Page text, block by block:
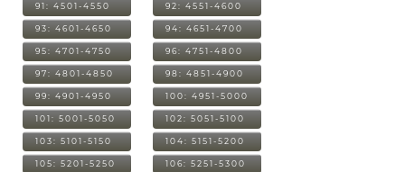
91: 4501-4550 92: 4551-4600
93: 4601-4650 94: 4651-4700
95: 4701-4750 96: 4751-4800
97: 4801-4850 98: 4851-4900
99: 4901-4950 100: 4951-5000
101: 5001-5050 102: 5051-5100
103: 5101-5150 104: 5151-5200
105: 5201-5250 106: 5251-5300